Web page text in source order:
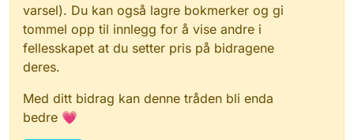
varsel). Du kan også lagre bokmerker og gi
tommel opp til innlegg for å vise andre i
fellesskapet at du setter pris på bidragene
deres.
Med ditt bidrag kan denne tråden bli enda
bedre 💗